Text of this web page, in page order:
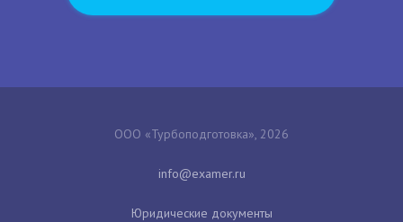
ООО «Турбоподготовка», 2026
Юридические документы